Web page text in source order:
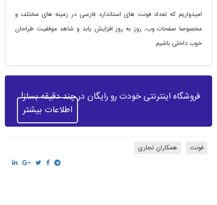
امیدواریم که تعداد فونت های استاندارد فارسی در زمینه های مختلف و
مخصوصا صفحات وب، روز به روز افزایش یابد و شاهد موفقیت طراحان
خوب داخلی باشیم.
فروشگاه اینترنتی خودت رو رایگان در چند دقیقه بساز!
اطلاعات بیشتر
فونت همکاران تجاری